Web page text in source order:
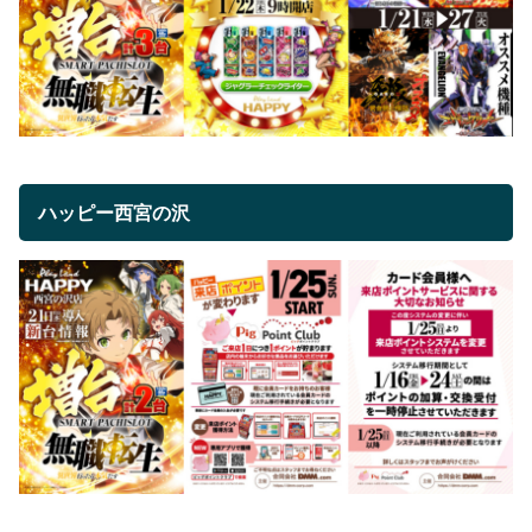
ハッピー西宮の沢